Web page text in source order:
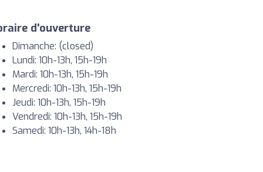
d'ouverture
Dimanche: (closed)
Lundi: 10h-13h, 15h-19h
Mardi: 10h-13h, 15h-19h
Mercredi: 10h-13h, 15h-19h
Jeudi: 10h-13h, 15h-19h
Vendredi: 10h-13h, 15h-19h
Samedi: 10h-13h, 14h-18h